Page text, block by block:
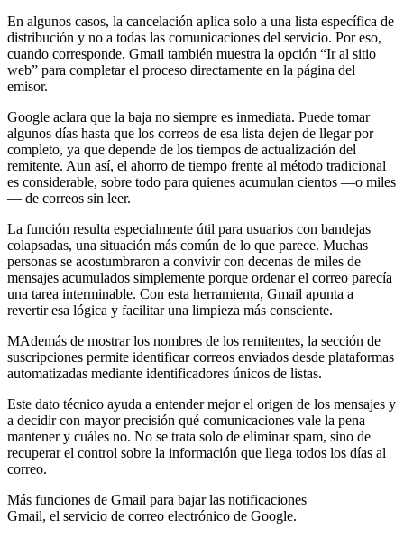
En algunos casos, la cancelación aplica solo a una lista específica de
distribución y no a todas las comunicaciones del servicio. Por eso,
cuando corresponde, Gmail también muestra la opción “Ir al sitio
web” para completar el proceso directamente en la página del
emisor.
Google aclara que la baja no siempre es inmediata. Puede tomar
algunos días hasta que los correos de esa lista dejen de llegar por
completo, ya que depende de los tiempos de actualización del
remitente. Aun así, el ahorro de tiempo frente al método tradicional
es considerable, sobre todo para quienes acumulan cientos —o miles
— de correos sin leer.
La función resulta especialmente útil para usuarios con bandejas
colapsadas, una situación más común de lo que parece. Muchas
personas se acostumbraron a convivir con decenas de miles de
mensajes acumulados simplemente porque ordenar el correo parecía
una tarea interminable. Con esta herramienta, Gmail apunta a
revertir esa lógica y facilitar una limpieza más consciente.
MAdemás de mostrar los nombres de los remitentes, la sección de
suscripciones permite identificar correos enviados desde plataformas
automatizadas mediante identificadores únicos de listas.
Este dato técnico ayuda a entender mejor el origen de los mensajes y
a decidir con mayor precisión qué comunicaciones vale la pena
mantener y cuáles no. No se trata solo de eliminar spam, sino de
recuperar el control sobre la información que llega todos los días al
correo.
Más funciones de Gmail para bajar las notificaciones
Gmail, el servicio de correo electrónico de Google.